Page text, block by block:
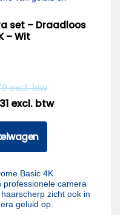
set – Draadloos
– Wit
excl. btw
excl. btw